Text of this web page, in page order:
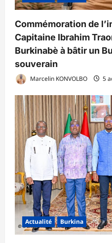
Commémoration de
Capitaine Ibrahim
Burkinabè à bâtir un
souverain
Marcelin KONVOLBO 5
Actualité Burkina